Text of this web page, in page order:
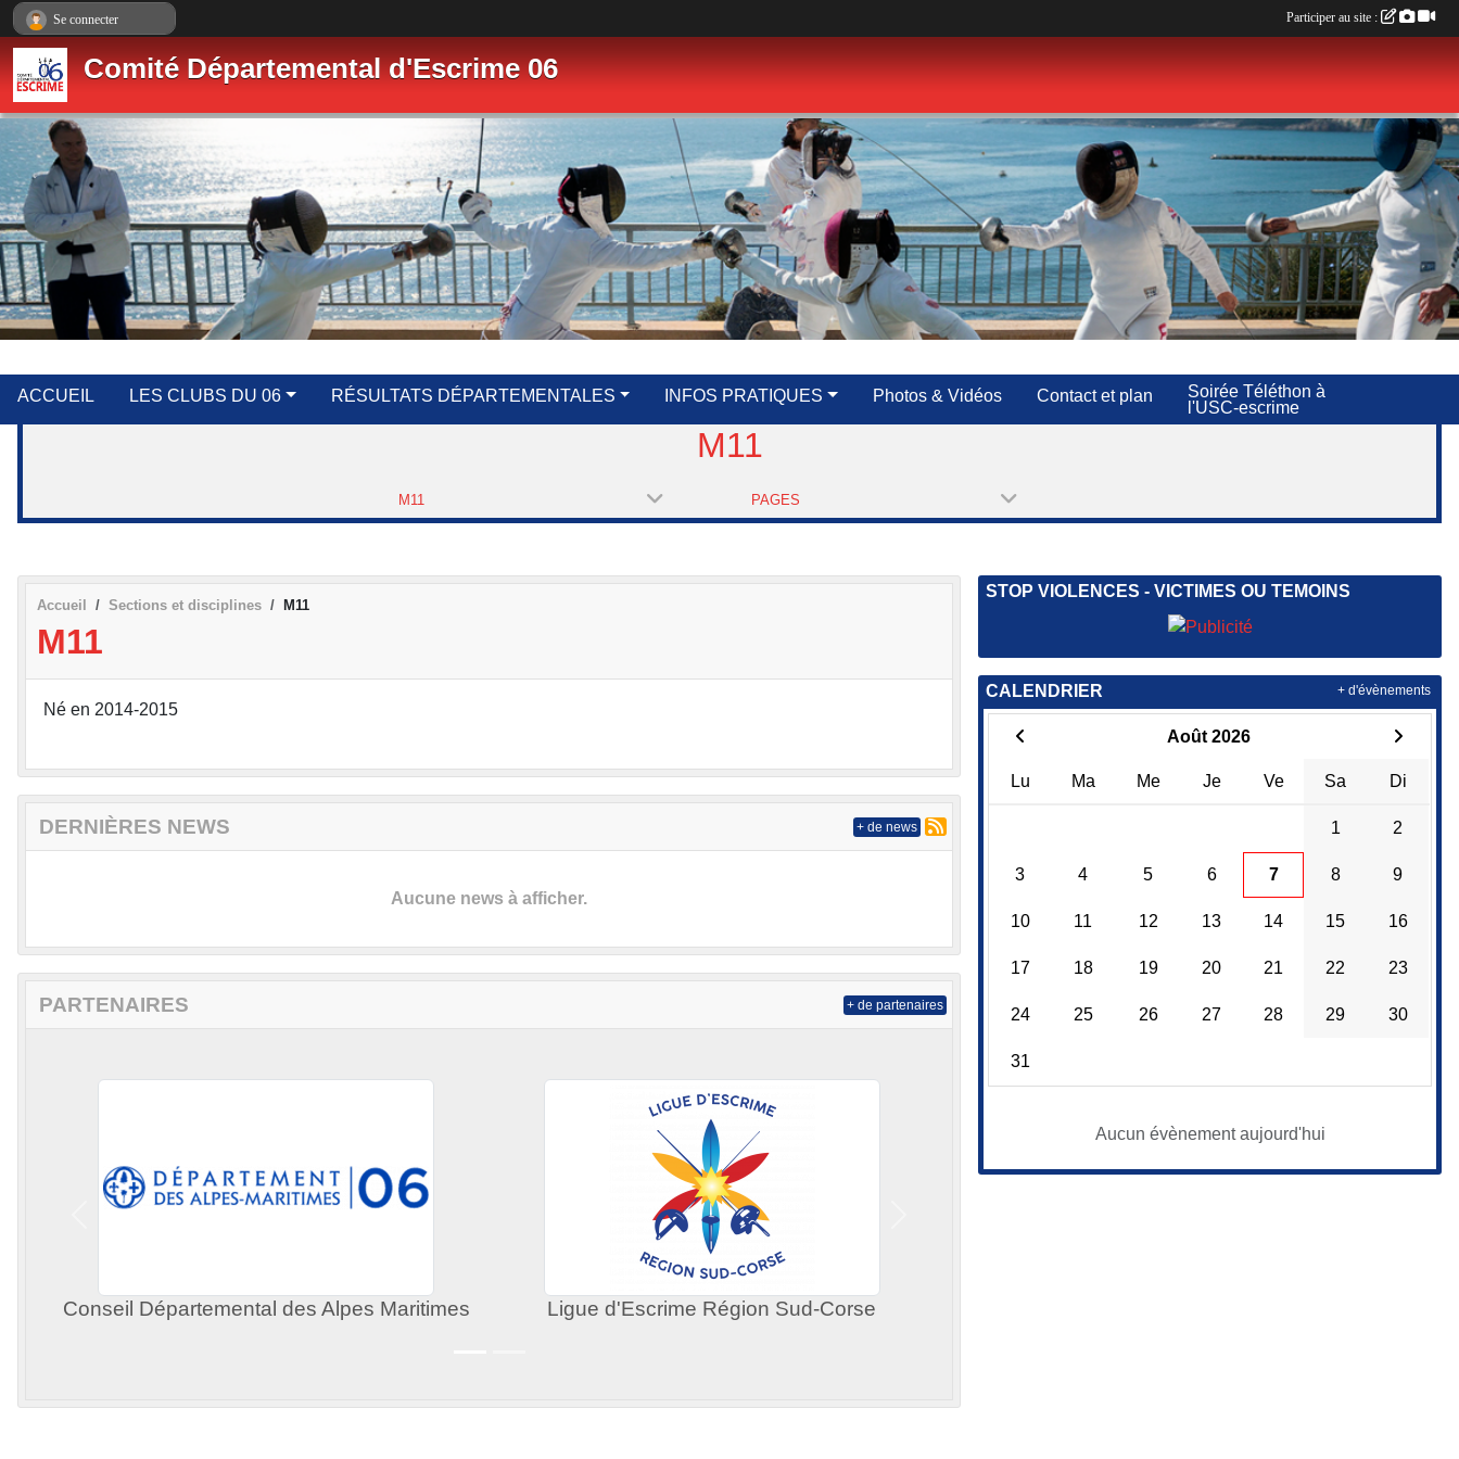
Comité Départemental d'Escrime 06
ACCUEIL LES CLUBS DU 06 RÉSULTATS DÉPARTEMENTALES INFOS PRATIQUES Photos & Vidéos Contact et plan
Soirée Téléthon à
l'USC-escrime
M11
M11 PAGES
Accueil Sections et disciplines M11
M11
Né en 2014-2015
DERNIÈRES NEWS
Aucune news à afficher.
+ de news
PARTENAIRES
Conseil Départemental des Alpes Maritimes Ligue d'Escrime Région Sud-Corse
+ de partenaires
STOP VIOLENCES - VICTIMES OU TEMOINS
CALENDRIER
Août 2026
Lu Ma Me Je Ve Sa Di
1 2
3 4 5 6 7 8 9
10 11 12 13 14 15 16
17 18 19 20 21 22 23
24 25 26 27 28 29 30
31
Aucun évènement aujourd'hui
+ d'évènements
Se connecter Participer au site :
Panneau de gestion des cookies